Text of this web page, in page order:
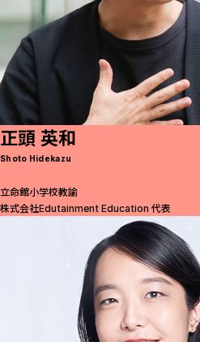
正頭 英和
Shoto Hidekazu
立命館小学校教諭
株式会社Edutainment Education 代表